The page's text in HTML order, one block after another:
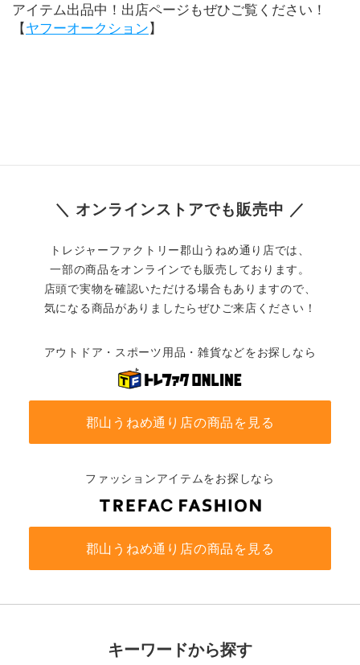
アイテム出品中！出店ページもぜひご覧ください！
【 ヤフーオークション 】
＼ オンラインストアでも販売中 ／
トレジャーファクトリー郡山うねめ通り店では、
一部の商品をオンラインでも販売しております。
店頭で実物を確認いただける場合もありますので、
気になる商品がありましたらぜひご来店ください！
アウトドア・スポーツ用品・雑貨などをお探しなら
郡山うねめ通り店の商品を見る
ファッションアイテムをお探しなら
郡山うねめ通り店の商品を見る
キーワードから探す